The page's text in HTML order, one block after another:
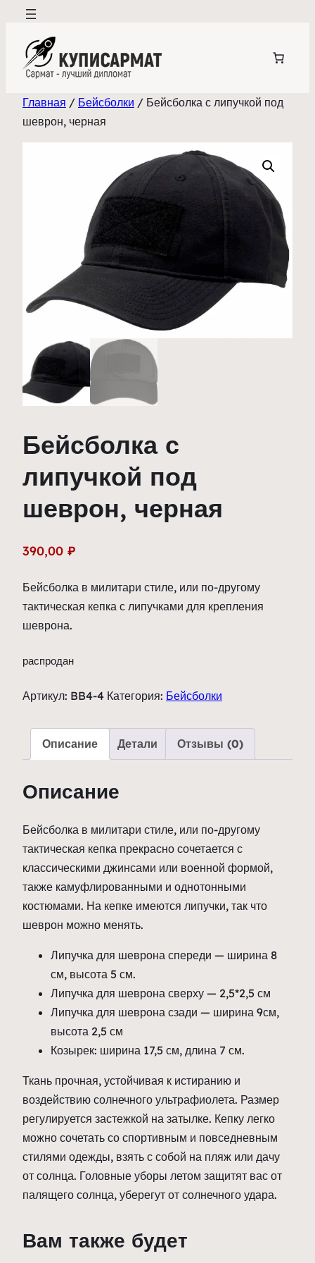
Перейти
содержимому
Главная / Бейсболки / Бейсболка с липучкой под
шеврон, черная
Бейсболка с
липучкой под
шеврон, черная
390,00 ₽
Бейсболка в милитари стиле, или по-другому
тактическая кепка с липучками для крепления
шеврона.
распродан
Артикул: BB4-4 Категория: Бейсболки
Описание Детали Отзывы (0)
Описание
Бейсболка в милитари стиле, или по-другому
тактическая кепка прекрасно сочетается с
классическими джинсами или военной формой,
также камуфлированными и однотонными
костюмами. На кепке имеются липучки, так что
шеврон можно менять.
Липучка для шеврона спереди — ширина 8
см, высота 5 см.
Липучка для шеврона сверху — 2,5*2,5 см
Липучка для шеврона сзади — ширина 9см,
высота 2,5 см
Козырек: ширина 17,5 см, длина 7 см.
Ткань прочная, устойчивая к истиранию и
воздействию солнечного ультрафиолета. Размер
регулируется застежкой на затылке. Кепку легко
можно сочетать со спортивным и повседневным
стилями одежды, взять с собой на пляж или дачу
от солнца. Головные уборы летом защитят вас от
палящего солнца, уберегут от солнечного удара.
Вам также будет